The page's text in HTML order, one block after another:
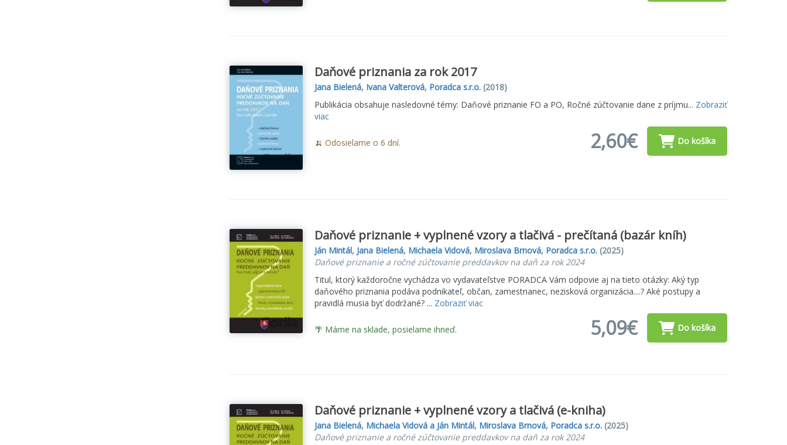
Daňové priznania za rok 2017
Jana Bielená, Ivana Valterová, Poradca s.r.o.(2018)
Publikácia obsahuje nasledovné témy: Daňové priznanie FO a PO, Ročné zúčtovanie dane z príjmu... Zobraziť
viac
🍌 Odosielame o 6 dní. 2,60€ Do košíka
Daňové priznanie + vyplnené vzory a tlačivá - prečítaná (bazár kníh)
Ján Mintál, Jana Bielená, Michaela Vidová, Miroslava Brnová, Poradca s.r.o.(2025)
Daňové priznanie a ročné zúčtovanie preddavkov na daň za rok 2024
Titul, ktorý každoročne vychádza vo vydavateľstve PORADCA Vám odpovie aj na tieto otázky: Aký typ
daňového priznania podáva podnikateľ, občan, zamestnanec, nezisková organizácia....? Aké postupy a
pravidlá musia byť dodržané? ... Zobraziť viac
🌴 Máme na sklade, posielame ihneď. 5,09€ Do košíka
Daňové priznanie + vyplnené vzory a tlačivá (e-kniha)
Jana Bielená, Michaela Vidová a Ján Mintál, Miroslava Brnová, Poradca s.r.o.(2025)
Daňové priznanie a ročné zúčtovanie preddavkov na daň za rok 2024